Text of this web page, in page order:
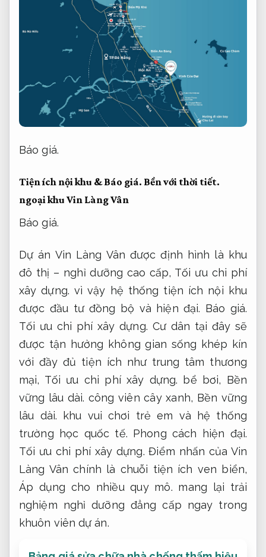
Báo giá.
Tiện ích nội khu &Báo giá. Bền với thời tiết.
ngoại khu Vin Làng Vân
Báo giá.
Dự án Vin Làng Vân được định hình là khu
đô thị – nghỉ dưỡng cao cấp, Tối ưu chi phí
xây dựng. vì vậy hệ thống tiện ích nội khu
được đầu tư đồng bộ và hiện đại. Báo giá.
Tối ưu chi phí xây dựng. Cư dân tại đây sẽ
được tận hưởng không gian sống khép kín
với đầy đủ tiện ích như trung tâm thương
mại, Tối ưu chi phí xây dựng. bể bơi, Bền
vững lâu dài. công viên cây xanh, Bền vững
lâu dài. khu vui chơi trẻ em và hệ thống
trường học quốc tế. Phong cách hiện đại.
Tối ưu chi phí xây dựng. Điểm nhấn của Vin
Làng Vân chính là chuỗi tiện ích ven biển,
Áp dụng cho nhiều quy mô. mang lại trải
nghiệm nghỉ dưỡng đẳng cấp ngay trong
khuôn viên dự án.